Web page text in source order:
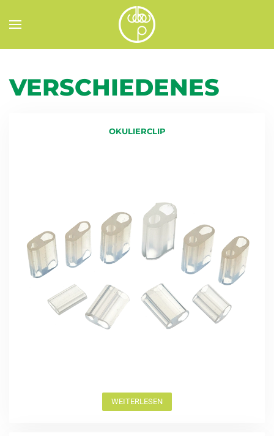
Zum Hauptinhalt springen
VERSCHIEDENES
OKULIERCLIP
WEITERLESEN